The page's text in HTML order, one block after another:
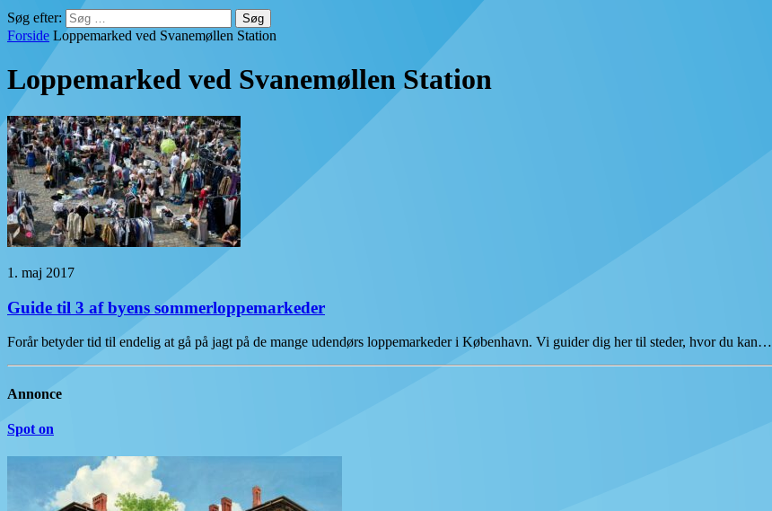
Søg efter:
Forside Loppemarked ved Svanemøllen Station
Loppemarked ved Svanemøllen Station
1. maj 2017
Guide til 3 af byens sommerloppemarkeder
Forår betyder tid til endelig at gå på jagt på de mange udendørs loppemarkeder i København. Vi guider dig her til steder, hvor du kan…
Annonce
Spot on